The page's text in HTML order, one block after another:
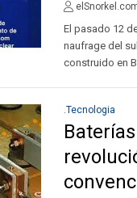
El pasado 12
naufrage del
construido en
.Tecnologia